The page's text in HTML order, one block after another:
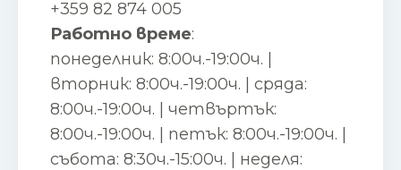
+359 82 874 005
Работно време:
понеделник: 8:00ч.-19:00ч. |
вторник: 8:00ч.-19:00ч. | сряда:
8:00ч.-19:00ч. | четвъртък:
8:00ч.-19:00ч. | петък: 8:00ч.-19:00ч. |
събота: 8:30ч.-15:00ч. | неделя: